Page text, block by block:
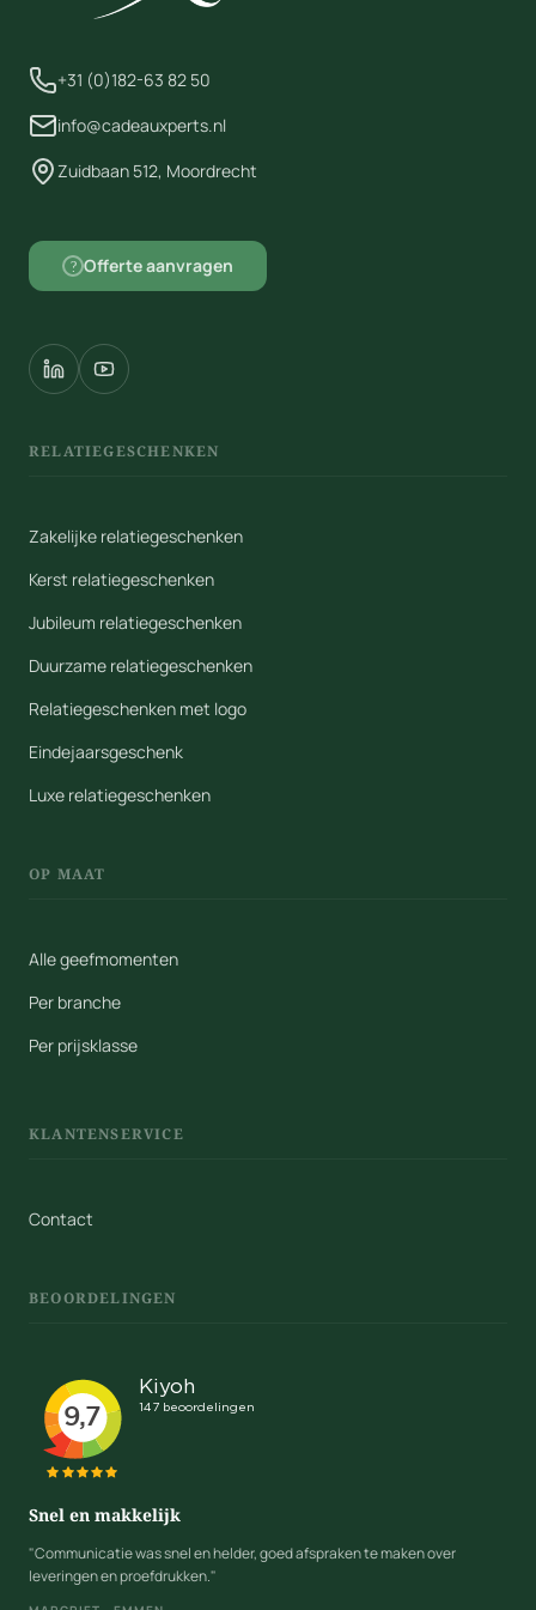
+31 (0)182-63 82 50
info@cadeauxperts.nl
Zuidbaan 512, Moordrecht
? Offerte aanvragen
RELATIEGESCHENKEN
Zakelijke relatiegeschenken
Kerst relatiegeschenken
Jubileum relatiegeschenken
Duurzame relatiegeschenken
Relatiegeschenken met logo
Eindejaarsgeschenk
Luxe relatiegeschenken
OP MAAT
Alle geefmomenten
Per branche
Per prijsklasse
KLANTENSERVICE
Contact
BEOORDELINGEN
Snel en makkelijk
"Communicatie was snel en helder, goed afspraken te maken over
leveringen en proefdrukken."